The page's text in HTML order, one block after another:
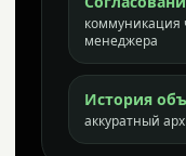
коммуникация
менеджера
История
аккуратный